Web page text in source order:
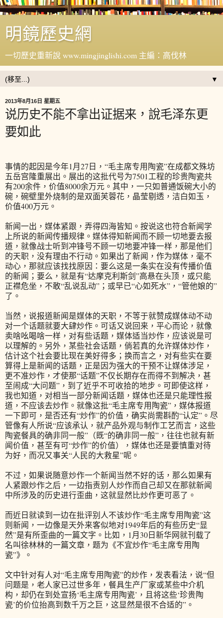
明鏡歷史網
一切歷史重新說 www.mingjinglishi.com 主編：高伐林
▼
2013年8月16日 星期五
说历史不能不拿出证据来，說毛泽东更
要如此
事情的起因是今年1月27日，“毛主席专用陶瓷”在成都文殊坊
五岳宫隆重展出。展出的这批代号为7501工程的珍贵陶瓷共
有200余件，价值8000余万元。其中，一只如普通饭碗大小的
碗，碗壁里外烧制的是双面芙蓉花，晶莹剔透，洁白如玉，
价值400万元。
新闻一出，媒体紧跟，弄得四海皆知。按说这也符合新闻学
上所说的新闻传播规律。媒体得知新闻而不顾一切地要去报
道，就像战士听到冲锋号不顾一切地要冲锋一样，那是他们
的天职，没有理由不行动。如果出了新闻，作为媒体，毫不
动心，那就应该找找原因：要么这是一条实在没有传播价值
的新闻；要么，就是有“达摩克利斯剑”高悬在头顶，或只能
正襟危坐，不敢“乱说乱动”；或早已“心如死水”，“管他娘的”
了。
当然，说报道新闻是媒体的天职，不等于就赞成媒体动不动
对一个话题就要大肆炒作。可话又说回来，平心而论，就像
卖啥吆喝啥一样，对有些话题，媒体适当炒作，应该说是可
以理解的。另外，某些社会话题，倘若真的允许媒体炒作，
估计这个社会要比现在美好得多；换而言之，对有些实在要
算得上是新闻的话题，正是因为强大的干预不让媒体涉足，
更不准炒作，才使那“话题”不仅长期存在而得不到解决，甚
至闹成“大问题”，到了近乎不可收拾的地步。可即使这样，
我也知道，对相当一部分新闻话题，媒体也还是只能理性报
道，不应该去炒作。就像这批“毛主席专用陶瓷”，媒体报道
一下即可，是否还有“炒作”的价值，确实尚需斟酌“认定”。尽
管像有人所说“应该承认，就产品外观与制作工艺而言，这些
陶瓷餐具的确非同一般”（既“的确非同一般”，往往也就有新
闻价值，甚至有可“炒作”的价值），媒体也还是要慎重对待
为好，而况又事关“人民的大救星”呢。
不过，如果说随意炒作一个新闻当然不好的话，那么如果有
人紧跟炒作之后，一边指责别人炒作而自己却又在那就新闻
中所涉及的历史进行歪曲，这就显然比炒作更可恶了。
而近日就读到一边在批评别人不该炒作“毛主席专用陶瓷”这
则新闻，一边像是天外来客似地对1949年后的有些历史“显
然”是有所歪曲的一篇文字。比如，1月30日新华网就刊载了
名叫徐林林的一篇文章，题为《不宜炒作“毛主席专用陶
瓷”》。
文中针对有人对“毛主席专用陶瓷”的炒作，发表看法，说“但
问题是，老人家已过世多年，餐具生产厂家或某些中介机
构，却仍在到处宣扬‘毛主席专用陶瓷’，且将这些‘珍贵陶
瓷’的价位抬高到数千万之巨，这显然是很不合适的”。